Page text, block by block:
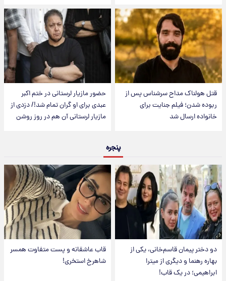
قتل هولناک مداح سرشناس پس از
ربوده شدن؛ فیلم جنایت برای
خانواده ارسال شد
حضور مازیار لرستانی در ختم اکبر
عبدی برای او گران تمام شد!/ دزدی از
مازیار لرستانی آن هم در روز روشن
پنجره
دو دختر پیمان قاسم‌خانی، یکی از
بهاره رهنما و دیگری از میترا
ابراهیمی؛ در یک قاب!
قاب عاشقانه و پست متفاوت همسر
شاهرخ استخری!